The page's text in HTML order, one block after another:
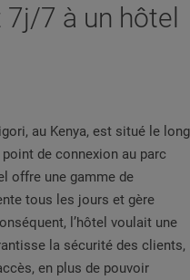
7 à un hôtel
au Kenya, est situé le long
de connexion au parc
offre une gamme de
tous les jours et gère
l’hôtel voulait une
la sécurité des clients,
en plus de pouvoir